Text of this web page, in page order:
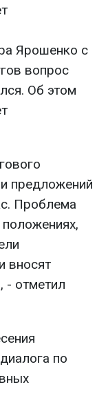
Ярошенко с
вопрос
Об этом
предложений
Проблема
вносят
- отметил
по